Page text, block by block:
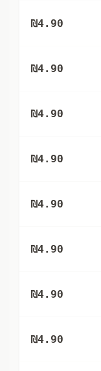
₪4.90
₪4.90
₪4.90
₪4.90
₪4.90
₪4.90
₪4.90
₪4.90